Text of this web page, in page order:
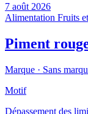
7 août 2026
Alimentation Fruits
Piment
Marque · Sans
Motif
Dépassement des